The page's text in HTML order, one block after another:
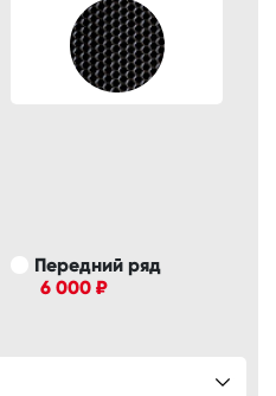
Передний ряд
6 000 ₽